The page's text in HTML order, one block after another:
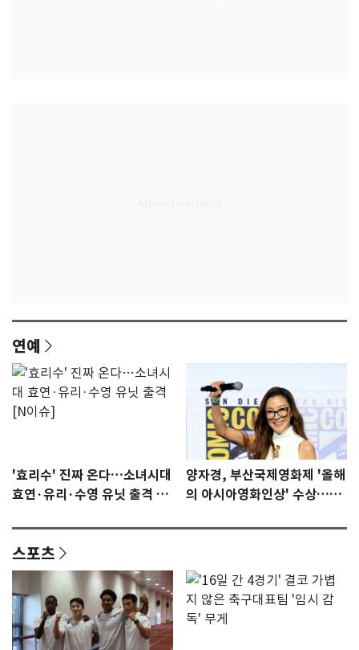
연예
'효리수' 진짜 온다…소녀시대
효연·유리·수영 유닛 출격 [N
양자경, 부산국제영화제 '올해
의 아시아영화인상' 수상…15
스포츠